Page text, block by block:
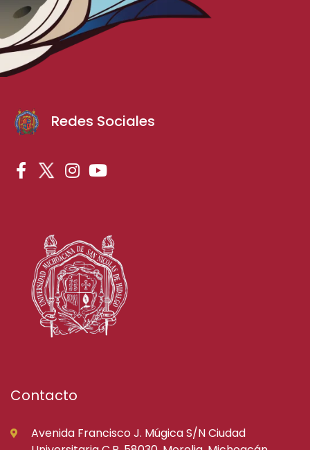
Redes Sociales
Contacto
Avenida Francisco J. Múgica S/N Ciudad